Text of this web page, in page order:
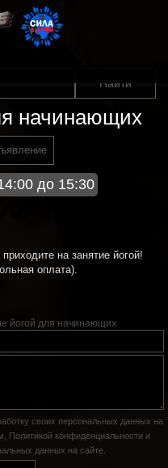
начинающих
до 15:30
на занятие йогой!
оплата).
йогой для начинающих
своих персональных данных на
Политикой конфиденциальности и
данных на сайте